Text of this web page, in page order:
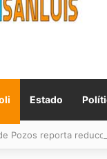
Estado
Pozos reporta